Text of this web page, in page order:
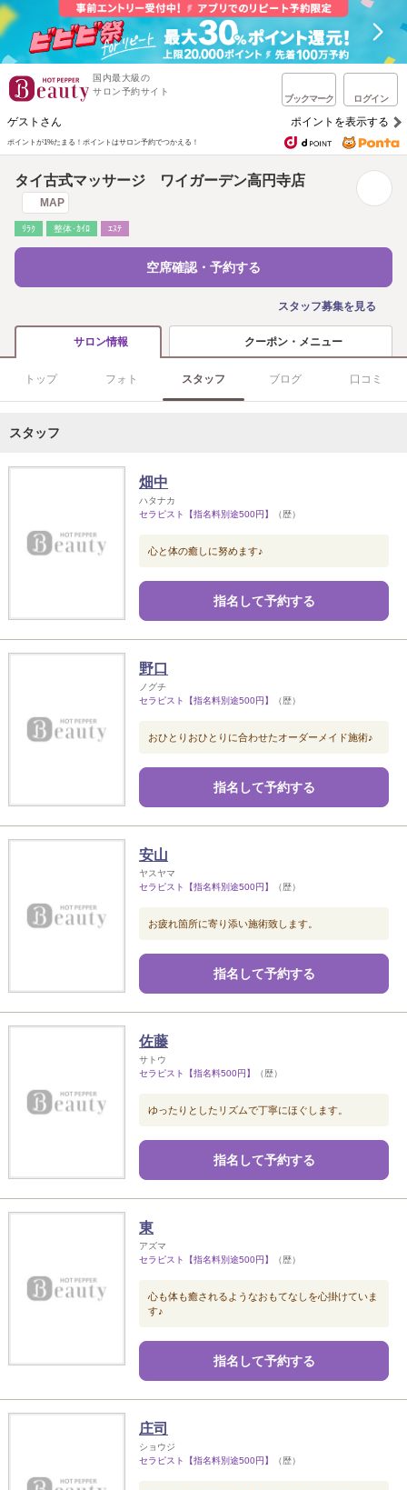
国内最大級の
サロン予約サイト
ブックマーク ログイン
ゲストさん ポイントを表示する
ポイントが1%たまる！ ポイントはサロン予約でつかえる！
タイ古式マッサージ ワイガーデン高円寺店
MAP
ﾘﾗｸ 整体･ｶｲﾛ ｴｽﾃ
空席確認・予約する
スタッフ募集を見る
サロン情報 クーポン・メニュー
トップ フォト スタッフ ブログ 口コミ
スタッフ
畑中
ハタナカ
セラピスト【指名料別途500円】
（歴）
心と体の癒しに努めます♪
指名して予約する
野口
ノグチ
セラピスト【指名料別途500円】
（歴）
おひとりおひとりに合わせたオーダーメイド施術♪
指名して予約する
安山
ヤスヤマ
セラピスト【指名料別途500円】
（歴）
お疲れ箇所に寄り添い施術致します。
指名して予約する
佐藤
サトウ
セラピスト【指名料500円】
（歴）
ゆったりとしたリズムで丁寧にほぐします。
指名して予約する
東
アズマ
セラピスト【指名料別途500円】
（歴）
心も体も癒されるようなおもてなしを心掛けていま
す♪
指名して予約する
庄司
ショウジ
セラピスト【指名料別途500円】
（歴）